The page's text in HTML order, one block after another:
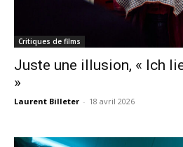
Critiques de films
Juste une illusion, « Ich
»
Laurent Billeter - 18 avril 2026